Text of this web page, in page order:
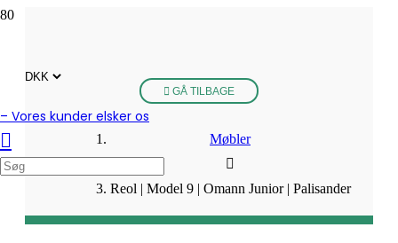
– Vores kunder elsker os
GÅ TILBAGE
Møbler
Reol | Model 9 | Omann Junior | Palisander